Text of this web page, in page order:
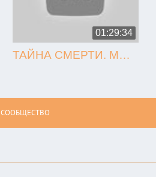
01:29:34
ТАЙНА СМЕРТИ. МЫТАРСТВА. ВОСКРЕСЕНИЕ (Олег Стеняев)
СООБЩЕСТВО